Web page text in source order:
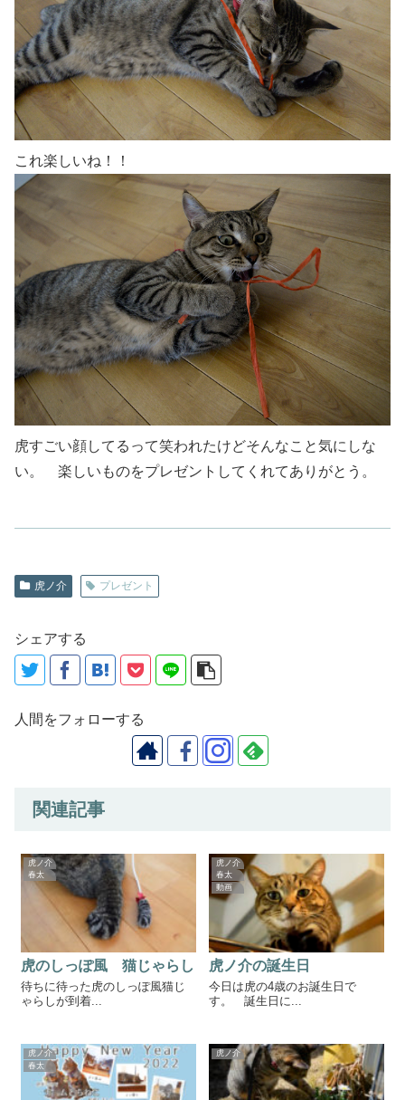
これ楽しいね！！
虎すごい顔してるって笑われたけどそんなこと気にしな
い。 楽しいものをプレゼントしてくれてありがとう。
虎ノ介 プレゼント
シェアする
人間をフォローする
関連記事
虎ノ介
春太
虎のしっぽ風 猫じゃらし
待ちに待った虎のしっぽ風猫じ
ゃらしが到着...
虎ノ介
春太
動画
虎ノ介の誕生日
今日は虎の4歳のお誕生日で
す。 誕生日に...
虎ノ介
春太
虎ノ介